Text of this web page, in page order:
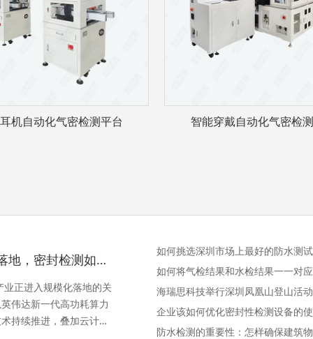
机自动化气密检测平台 智能穿戴自动化气密检
液冷规模化落地，密封检测如何真正守住算力生命线？
正进入规模化落地的关
伟达新一代高功耗算力
持续推进，叠加云计算
如何挑选深圳市场上最好的防水测
如何将气检结果和水检结果一一对
海瑞思科技举行深圳凤凰山登山活
企业该如何优化密封性检测设备的
防水检测的重要性：怎样确保建筑